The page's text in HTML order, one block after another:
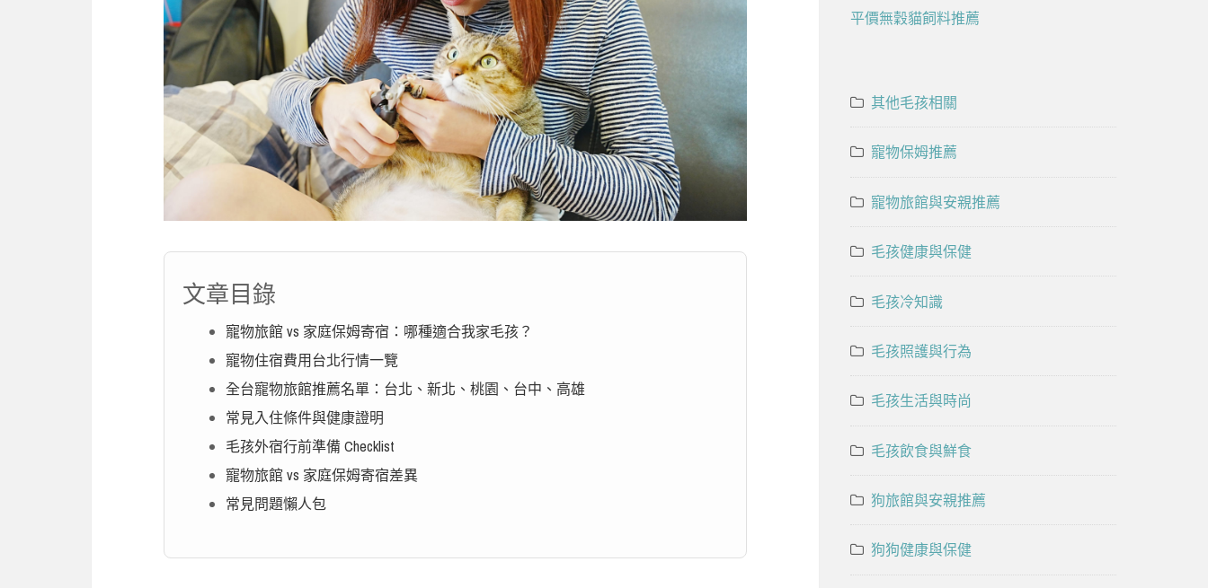
文章目錄
寵物旅館 vs 家庭保姆寄宿：哪種適合我家毛孩？
寵物住宿費用台北行情一覽
全台寵物旅館推薦名單：台北、新北、桃園、台中、高雄
常見入住條件與健康證明
毛孩外宿行前準備 Checklist
寵物旅館 vs 家庭保姆寄宿差異
常見問題懶人包
平價無穀貓飼料推薦
其他毛孩相關
寵物保姆推薦
寵物旅館與安親推薦
毛孩健康與保健
毛孩冷知識
毛孩照護與行為
毛孩生活與時尚
毛孩飲食與鮮食
狗旅館與安親推薦
狗狗健康與保健